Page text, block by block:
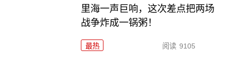
里海一声巨响，这次差点把两场
战争炸成一锅粥！
最热 阅读 9105